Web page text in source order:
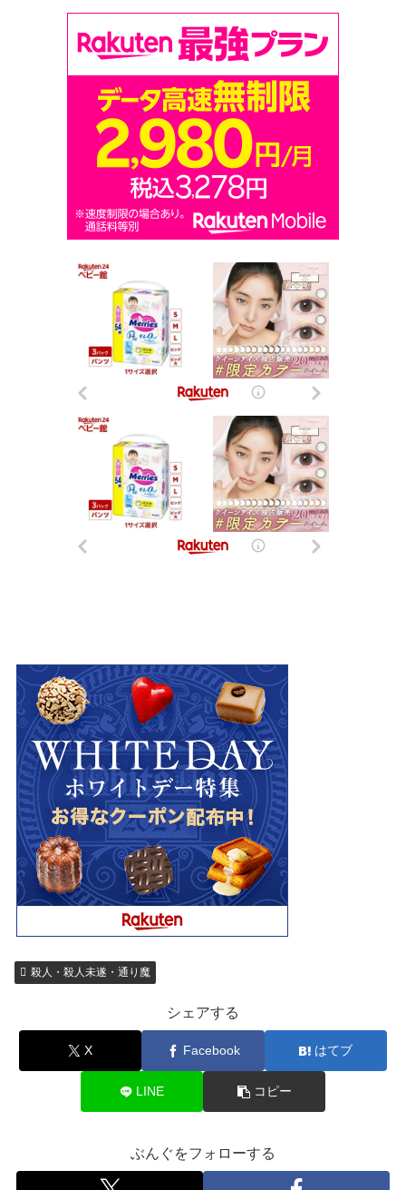
殺人・殺人未遂・通り魔
シェアする
X Facebook はてブ
LINE コピー
ぶんぐをフォローする